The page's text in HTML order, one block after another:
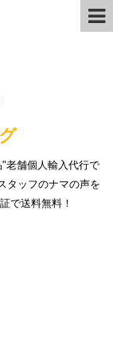
老舗個人輸入代行で
タッフのナマの声を
で送料無料！